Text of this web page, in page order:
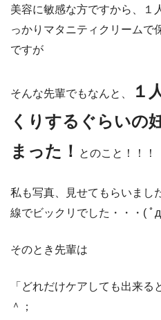
美容に敏感な方ですから、１
っかりマタニティクリームで
ですが
そんな先輩でもなんと、
１
くりするぐらいの
まった！
とのこと！！！
私も写真、見せてもらいまし
線でビックリでした・・・( ﾟд
そのとき先輩は
「どれだけケアしても出来る
＾；